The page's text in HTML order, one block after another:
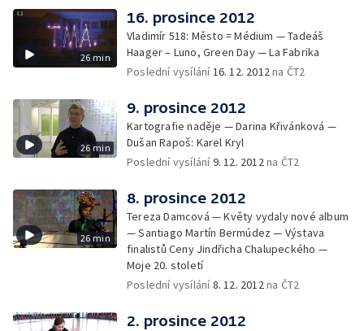
26 min
16. prosince 2012
Vladimír 518: Město = Médium — Tadeáš
Haager – Luno, Green Day — La Fabrika
Poslední vysílání16. 12. 2012na ČT2
26 min
9. prosince 2012
Kartografie naděje — Darina Křivánková —
Dušan Rapoš: Karel Kryl
Poslední vysílání9. 12. 2012na ČT2
26 min
8. prosince 2012
Tereza Damcová — Květy vydaly nové album
— Santiago Martín Bermúdez — Výstava
finalistů Ceny Jindřicha Chalupeckého —
Moje 20. století
Poslední vysílání8. 12. 2012na ČT2
2. prosince 2012